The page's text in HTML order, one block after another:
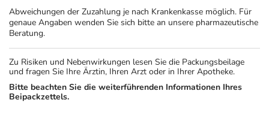
Abweichungen der Zuzahlung je nach Krankenkasse möglich. Für
genaue Angaben wenden Sie sich bitte an unsere pharmazeutische
Beratung.
Zu Risiken und Nebenwirkungen lesen Sie die Packungsbeilage
und fragen Sie Ihre Ärztin, Ihren Arzt oder in Ihrer Apotheke.
Bitte beachten Sie die weiterführenden Informationen Ihres
Beipackzettels.